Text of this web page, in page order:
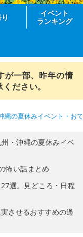
イベント
ランキング
が一部、昨年の情
ださい。
縄の夏休みイベント・お
・沖縄の夏休みイベ
怖い話まとめ
選。見どころ・日程
させるおすすめの過